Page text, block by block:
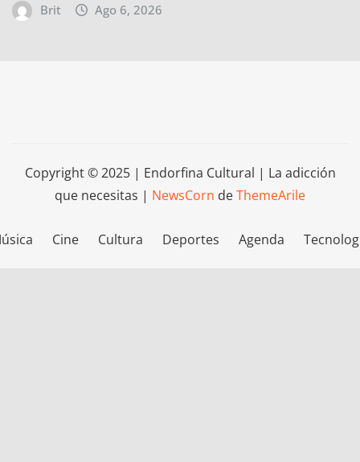
Brit Ago 6, 2026
Copyright © 2025 | Endorfina Cultural | La adicción
que necesitas | NewsCorn deThemeArile
Cine Cultura Deportes Agenda